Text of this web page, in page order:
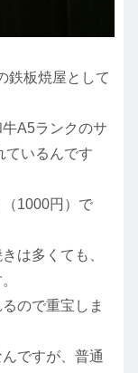
鉄板焼屋として
A5ランクのサ
ているんです
1000円）で
は多くても、
ので重宝しま
ですが、普通